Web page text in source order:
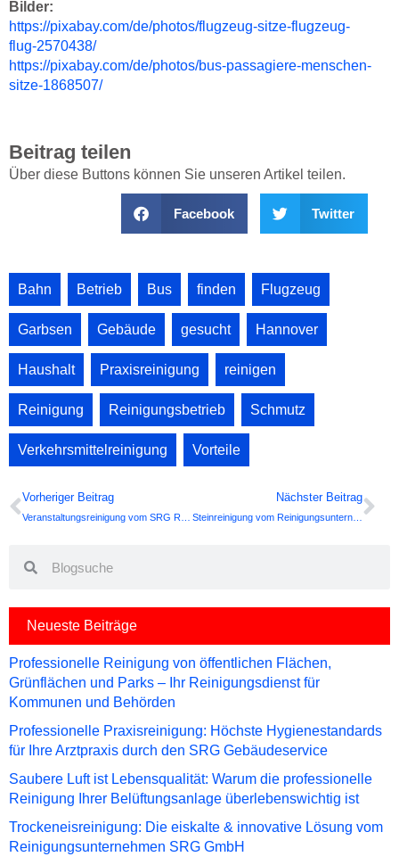
Bilder:
https://pixabay.com/de/photos/flugzeug-sitze-flugzeug-
flug-2570438/
https://pixabay.com/de/photos/bus-passagiere-menschen-
sitze-1868507/
Beitrag teilen
Über diese Buttons können Sie unseren Artikel teilen.
Facebook Twitter
Bahn Betrieb Bus finden Flugzeug
Garbsen Gebäude gesucht Hannover
Haushalt Praxisreinigung reinigen
Reinigung Reinigungsbetrieb Schmutz
Verkehrsmittelreinigung Vorteile
Prev
Vorheriger Beitrag
Veranstaltungsreinigung vom SRG Reinigungsdienst
Nächster Beitrag
Steinreinigung vom Reinigungsunternehmen in Hannover
Neueste Beiträge
Professionelle Reinigung von öffentlichen Flächen,
Grünflächen und Parks – Ihr Reinigungsdienst für
Kommunen und Behörden
Professionelle Praxisreinigung: Höchste Hygienestandards
für Ihre Arztpraxis durch den SRG Gebäudeservice
Saubere Luft ist Lebensqualität: Warum die professionelle
Reinigung Ihrer Belüftungsanlage überlebenswichtig ist
Trockeneisreinigung: Die eiskalte & innovative Lösung vom
Reinigungsunternehmen SRG GmbH